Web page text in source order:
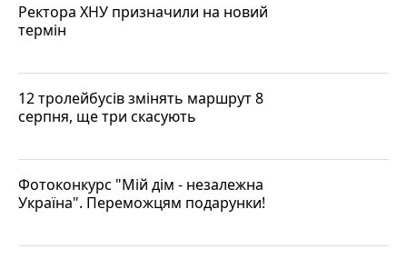
Ректора ХНУ призначили на новий
термін
12 тролейбусів змінять маршрут 8
серпня, ще три скасують
Фотоконкурс "Мій дім - незалежна
Україна". Переможцям подарунки!